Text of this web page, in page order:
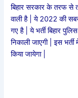
बिहार सरकार के तरफ से
वाली है | ये 2022 की
गए है | ये भर्ती बिहार
निकाली जाएगी | इस
किया जायेगा |